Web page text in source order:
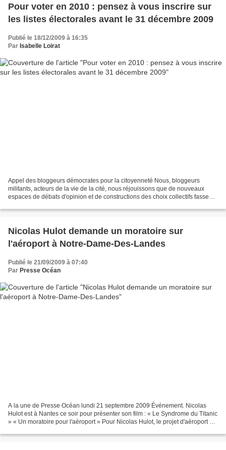
Pour voter en 2010 : pensez à vous inscrire sur
les listes électorales avant le 31 décembre 2009
Publié le 18/12/2009 à 16:35
Par Isabelle Loirat
Appel des bloggeurs démocrates pour la citoyenneté Nous, bloggeurs
militants, acteurs de la vie de la cité, nous réjouissons que de nouveaux
espaces de débats d'opinion et de constructions des choix collectifs fassent
Nicolas Hulot demande un moratoire sur
l'aéroport à Notre-Dame-Des-Landes
Publié le 21/09/2009 à 07:40
Par Presse Océan
A la une de Presse Océan lundi 21 septembre 2009 Événement. Nicolas
Hulot est à Nantes ce soir pour présenter son film : « Le Syndrome du Titanic
» « Un moratoire pour l'aéroport » Pour Nicolas Hulot, le projet d'aéroport de